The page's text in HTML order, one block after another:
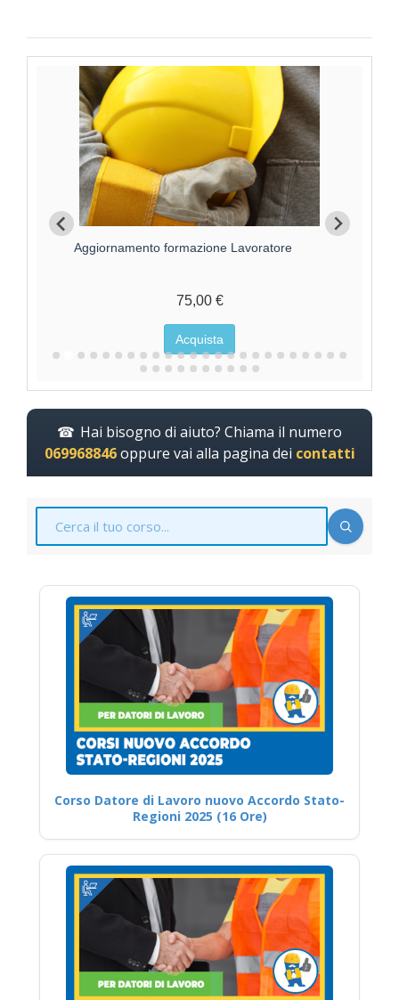
Aggiornamento formazione Lavoratore
75,00 €
Acquista
Hai bisogno di aiuto? Chiama il numero
069968846oppure vai alla pagina dei contatti
Corso Datore di Lavoro nuovo Accordo Stato-
Regioni 2025 (16 Ore)